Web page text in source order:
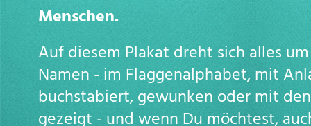
Menschen.
Auf diesem Plakat dreht sich alles
Namen - im Flaggenalphabet, mit
buchstabiert, gewunken oder mit
gezeigt - und wenn Du möchtest,